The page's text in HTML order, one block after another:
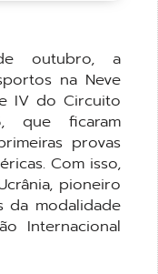
outubro, a
na Neve
IV do Circuito
que ficaram
provas
Com isso,
pioneiro
da modalidade
Internacional